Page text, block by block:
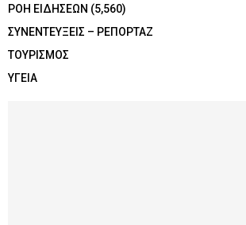
ΡΟΗ ΕΙΔΗΣΕΩΝ (5,560)
ΣΥΝΕΝΤΕΥΞΕΙΣ – ΡΕΠΟΡΤΑΖ
ΤΟΥΡΙΣΜΟΣ
ΥΓΕΙΑ